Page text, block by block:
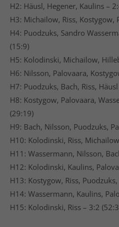
H2: Häusl, Hegener, Kaulins –
H3: Michailow, Riss, Kostygow,
H4: Puodzuks, Sandro
(15:9)
H5: Kolodinski, Michailow,
H6: Nilsson, Palovaara,
H7: Puodzuks, Bach, Riss,
H8: Kostygow, Palovaara,
(29:19)
H9: Bach, Nilsson, Puodzuks,
H10: Kolodinski, Riss,
H11: Wassermann, Nilsson,
H12: Kolodinski, Kaulins,
H13: Kostygow, Riss,
H14: Wassermann, Kaulins,
H15: Kolodinski, Riss – 3:2